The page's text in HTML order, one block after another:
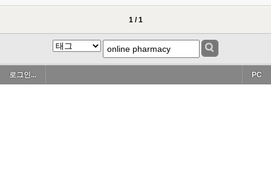
1 / 1
로그인... PC